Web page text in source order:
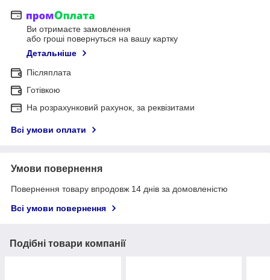
Ви отримаєте замовлення
або гроші повернуться на вашу картку
Детальніше
Післяплата
Готівкою
На розрахунковий рахунок, за реквізитами
Всі умови оплати
Умови повернення
Повернення товару впродовж 14 днів за домовленістю
Всі умови повернення
Подібні товари компанії